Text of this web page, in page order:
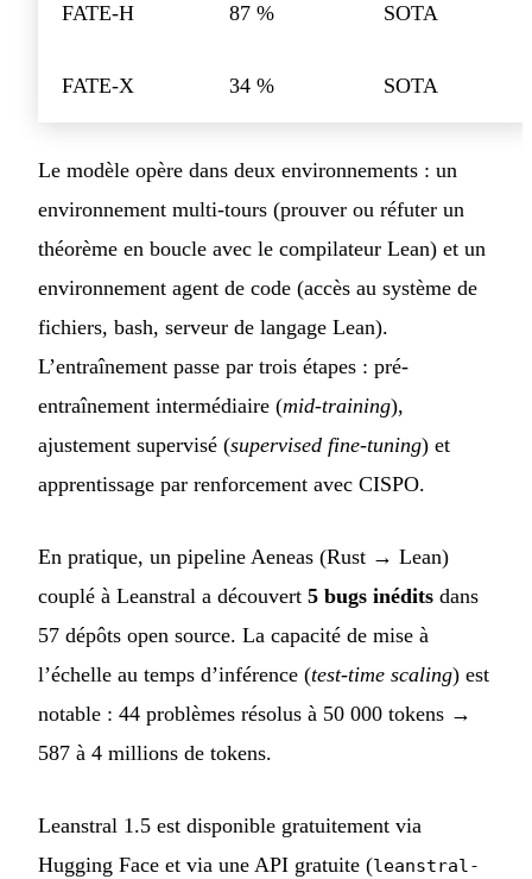
FATE-H 87 % SOTA
FATE-X 34 % SOTA
Le modèle opère dans deux environnements : un
environnement multi-tours (prouver ou réfuter un
théorème en boucle avec le compilateur Lean) et un
environnement agent de code (accès au système de
fichiers, bash, serveur de langage Lean).
L’entraînement passe par trois étapes : pré-
entraînement intermédiaire (mid-training),
ajustement supervisé (supervised fine-tuning) et
apprentissage par renforcement avec CISPO.
En pratique, un pipeline Aeneas (Rust → Lean)
couplé à Leanstral a découvert 5 bugs inédits dans
57 dépôts open source. La capacité de mise à
l’échelle au temps d’inférence (test-time scaling) est
notable : 44 problèmes résolus à 50 000 tokens →
587 à 4 millions de tokens.
Leanstral 1.5 est disponible gratuitement via
Hugging Face et via une API gratuite (leanstral-